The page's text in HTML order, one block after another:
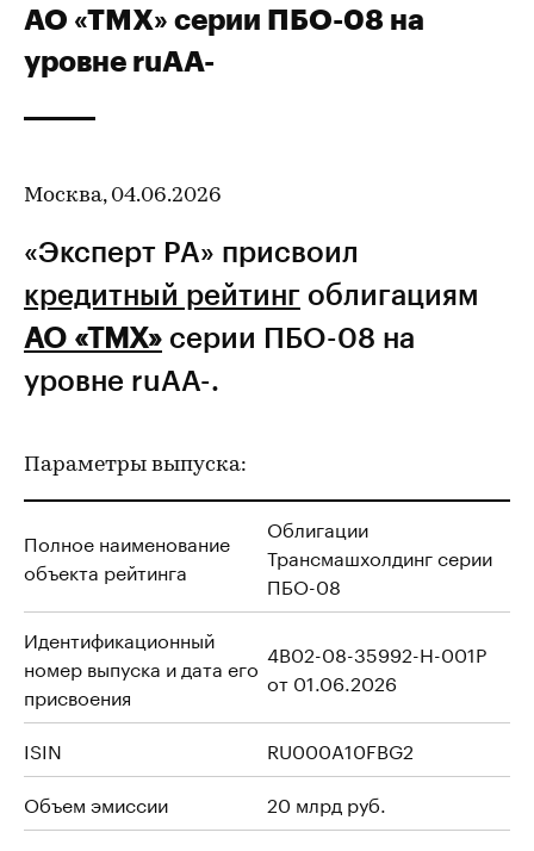
АО «ТМХ» серии ПБО-08 на
уровне ruAA-
Москва, 04.06.2026
«Эксперт РА» присвоил
кредитный рейтинг облигациям
АО «ТМХ» серии ПБО-08 на
уровне ruAA-.
Параметры выпуска:
Полное наименование
объекта рейтинга
Облигации
Трансмашхолдинг серии
ПБО-08
Идентификационный
номер выпуска и дата его
присвоения
4B02-08-35992-H-001P
от 01.06.2026
ISIN
RU000A10FBG2
Объем эмиссии
20 млрд руб.